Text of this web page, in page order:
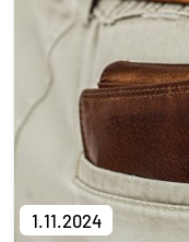
Poradna
Kontakt
1.11.2024